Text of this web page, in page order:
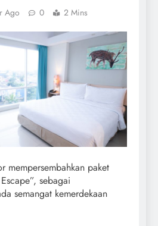
Ago 0 2 Mins
mempersembahkan paket
sebagai
semangat kemerdekaan